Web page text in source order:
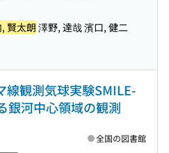
賢太朗澤野, 達哉 濱口, 健二
線観測気球実験SMILE-
銀河中心領域の観測
全国の図書館